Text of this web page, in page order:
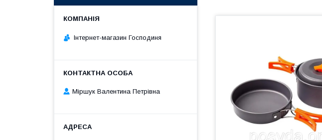
Інтернет-магазин Господиня
Міршук Валентина Петрівна